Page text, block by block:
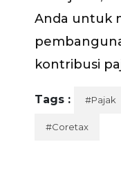
Anda untuk
kontribusi
Tags : #Pajak
#Coretax